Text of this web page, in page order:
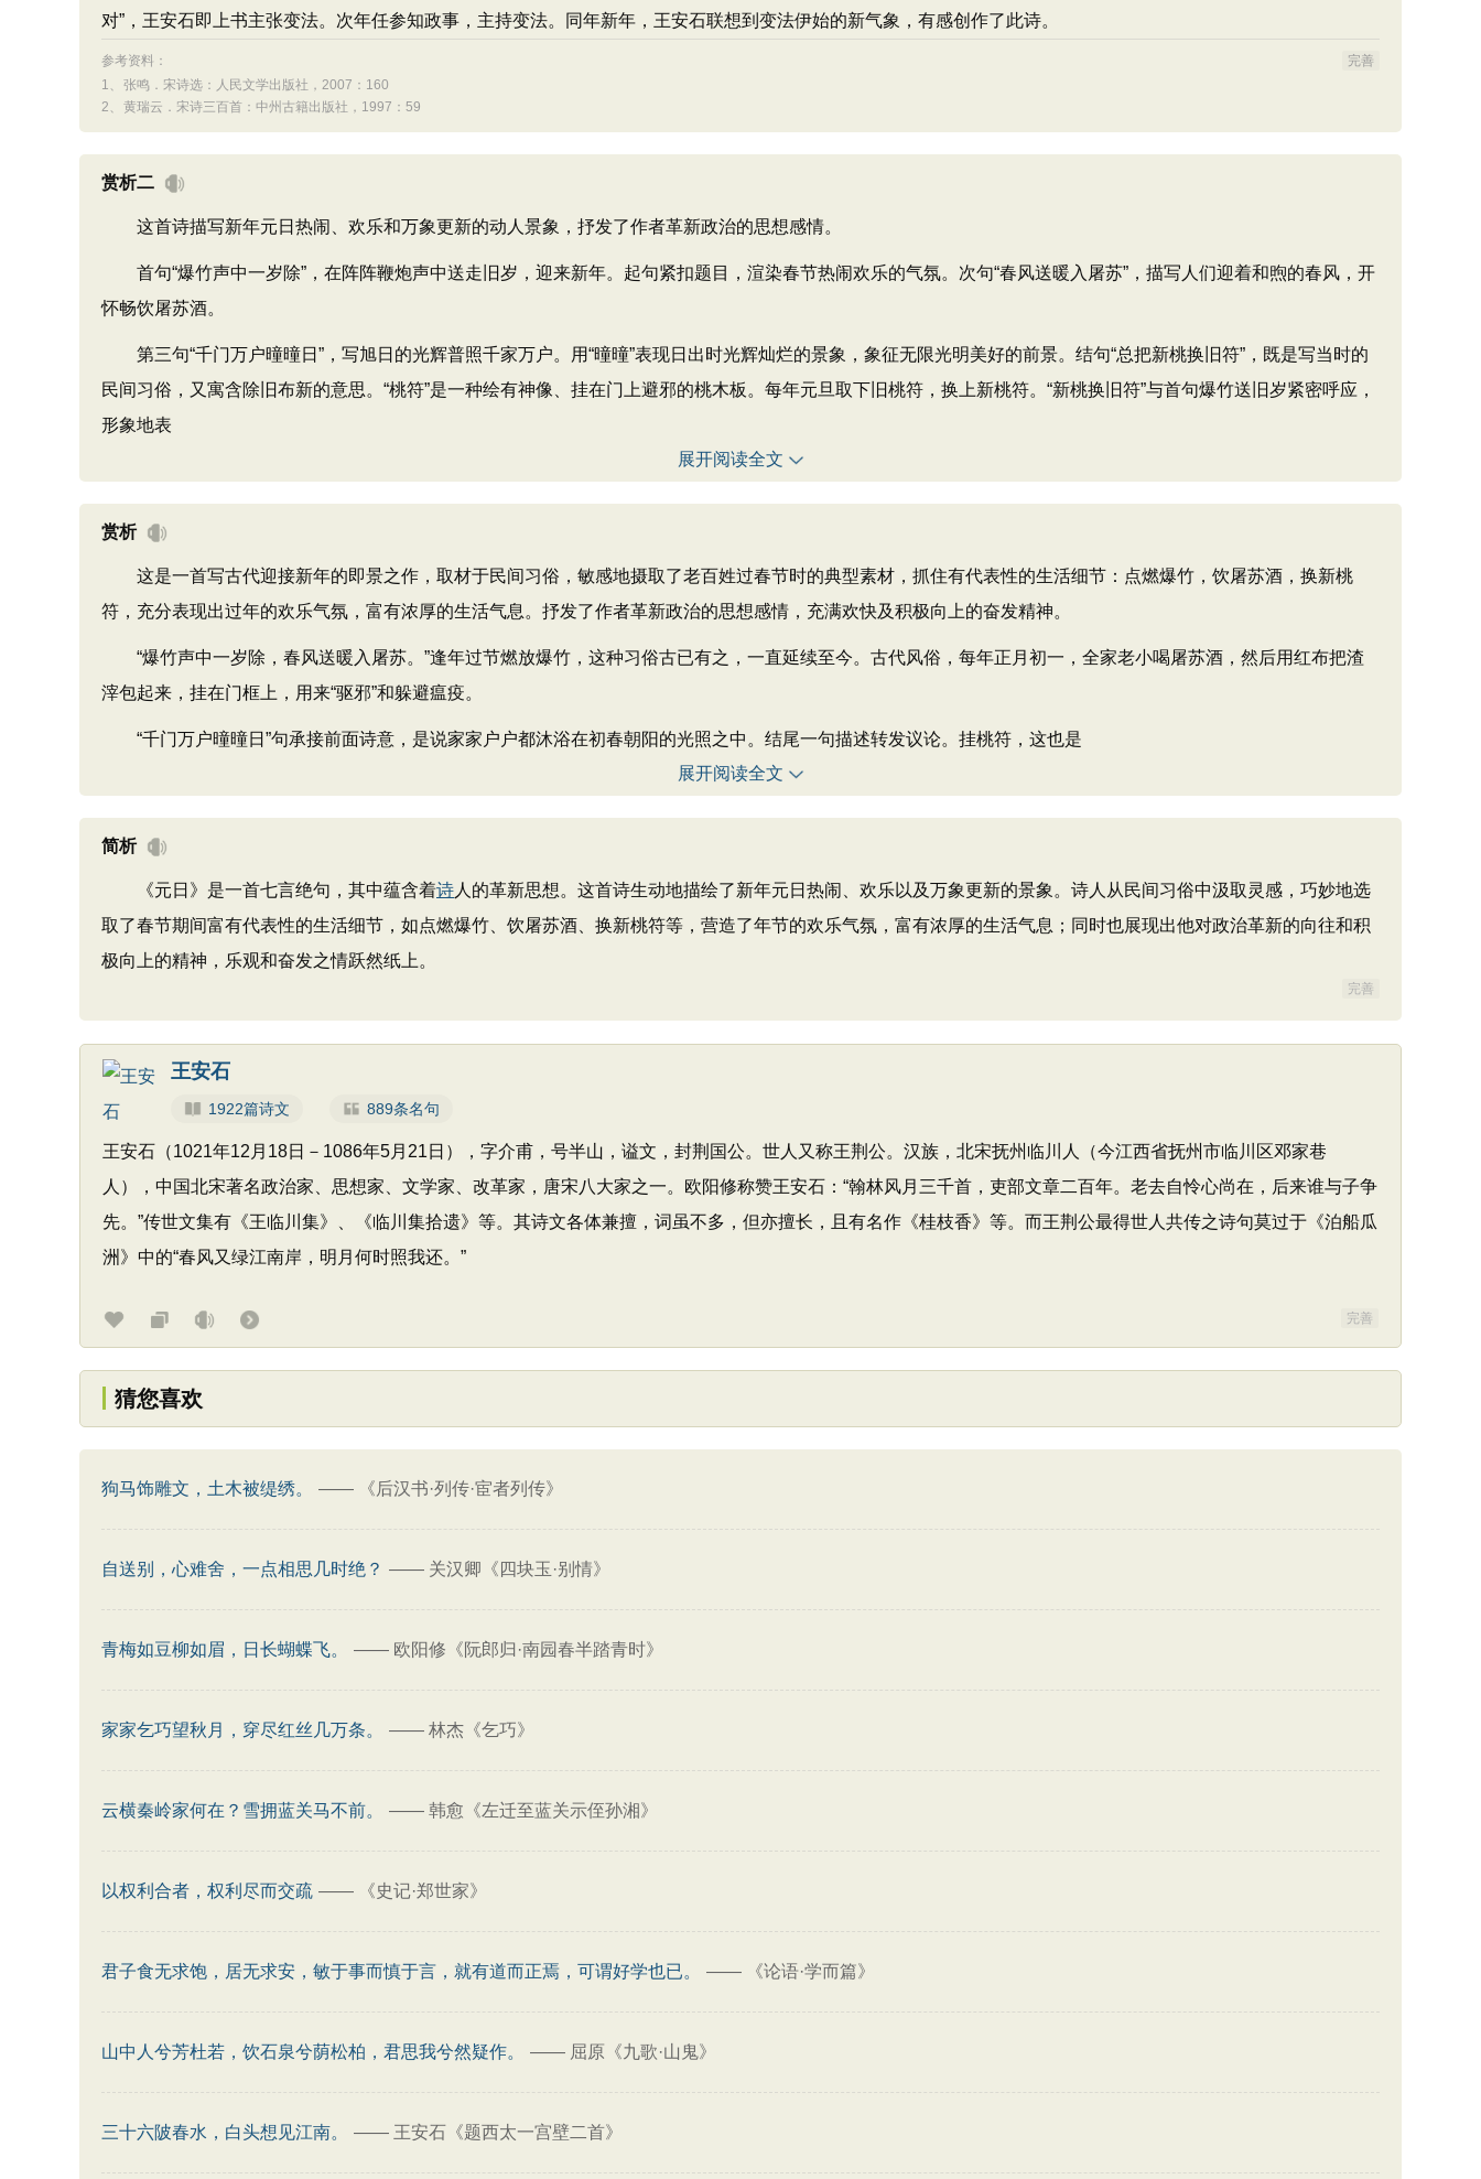
对”，王安石即上书主张变法。次年任参知政事，主持变法。同年新年，王安石联想到变法伊始的新气象，有感创作了此诗。
参考资料：
完善
1、 张鸣．宋诗选：人民文学出版社，2007：160
2、 黄瑞云．宋诗三百首：中州古籍出版社，1997：59
赏析二
这首诗描写新年元日热闹、欢乐和万象更新的动人景象，抒发了作者革新政治的思想感情。
首句“爆竹声中一岁除”，在阵阵鞭炮声中送走旧岁，迎来新年。起句紧扣题目，渲染春节热闹欢乐的气氛。次句“春风送暖入屠苏”，描写人们迎着和煦的春风，开
怀畅饮屠苏酒。
第三句“千门万户曈曈日”，写旭日的光辉普照千家万户。用“曈曈”表现日出时光辉灿烂的景象，象征无限光明美好的前景。结句“总把新桃换旧符”，既是写当时的
民间习俗，又寓含除旧布新的意思。“桃符”是一种绘有神像、挂在门上避邪的桃木板。每年元旦取下旧桃符，换上新桃符。“新桃换旧符”与首句爆竹送旧岁紧密呼应，
形象地表
展开阅读全文
赏析
这是一首写古代迎接新年的即景之作，取材于民间习俗，敏感地摄取了老百姓过春节时的典型素材，抓住有代表性的生活细节：点燃爆竹，饮屠苏酒，换新桃
符，充分表现出过年的欢乐气氛，富有浓厚的生活气息。抒发了作者革新政治的思想感情，充满欢快及积极向上的奋发精神。
“爆竹声中一岁除，春风送暖入屠苏。”逢年过节燃放爆竹，这种习俗古已有之，一直延续至今。古代风俗，每年正月初一，全家老小喝屠苏酒，然后用红布把渣
滓包起来，挂在门框上，用来“驱邪”和躲避瘟疫。
“千门万户曈曈日”句承接前面诗意，是说家家户户都沐浴在初春朝阳的光照之中。结尾一句描述转发议论。挂桃符，这也是
展开阅读全文
简析
《元日》是一首七言绝句，其中蕴含着诗人的革新思想。这首诗生动地描绘了新年元日热闹、欢乐以及万象更新的景象。诗人从民间习俗中汲取灵感，巧妙地选
取了春节期间富有代表性的生活细节，如点燃爆竹、饮屠苏酒、换新桃符等，营造了年节的欢乐气氛，富有浓厚的生活气息；同时也展现出他对政治革新的向往和积
极向上的精神，乐观和奋发之情跃然纸上。
完善
王安石
1922篇诗文 889条名句
王安石（1021年12月18日－1086年5月21日），字介甫，号半山，谥文，封荆国公。世人又称王荆公。汉族，北宋抚州临川人（今江西省抚州市临川区邓家巷
人），中国北宋著名政治家、思想家、文学家、改革家，唐宋八大家之一。欧阳修称赞王安石：“翰林风月三千首，吏部文章二百年。老去自怜心尚在，后来谁与子争
先。”传世文集有《王临川集》、《临川集拾遗》等。其诗文各体兼擅，词虽不多，但亦擅长，且有名作《桂枝香》等。而王荆公最得世人共传之诗句莫过于《泊船瓜
洲》中的“春风又绿江南岸，明月何时照我还。”
完善
猜您喜欢
狗马饰雕文，土木被缇绣。 —— 《后汉书·列传·宦者列传》
自送别，心难舍，一点相思几时绝？ —— 关汉卿《四块玉·别情》
青梅如豆柳如眉，日长蝴蝶飞。 —— 欧阳修《阮郎归·南园春半踏青时》
家家乞巧望秋月，穿尽红丝几万条。 —— 林杰《乞巧》
云横秦岭家何在？雪拥蓝关马不前。 —— 韩愈《左迁至蓝关示侄孙湘》
以权利合者，权利尽而交疏 —— 《史记·郑世家》
君子食无求饱，居无求安，敏于事而慎于言，就有道而正焉，可谓好学也已。 —— 《论语·学而篇》
山中人兮芳杜若，饮石泉兮荫松柏，君思我兮然疑作。 —— 屈原《九歌·山鬼》
三十六陂春水，白头想见江南。 —— 王安石《题西太一宫壁二首》